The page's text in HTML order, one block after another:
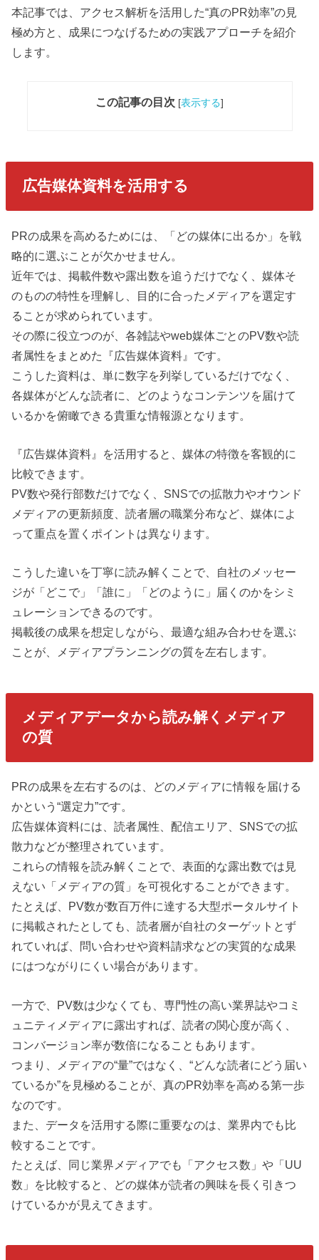
本記事では、アクセス解析を活用した“真のPR効率”の見
極め方と、成果につなげるための実践アプローチを紹介
します。
この記事の目次 [表示する]
広告媒体資料を活用する
PRの成果を高めるためには、「どの媒体に出るか」を戦
略的に選ぶことが欠かせません。
近年では、掲載件数や露出数を追うだけでなく、媒体そ
のものの特性を理解し、目的に合ったメディアを選定す
ることが求められています。
その際に役立つのが、各雑誌やweb媒体ごとのPV数や読
者属性をまとめた『広告媒体資料』です。
こうした資料は、単に数字を列挙しているだけでなく、
各媒体がどんな読者に、どのようなコンテンツを届けて
いるかを俯瞰できる貴重な情報源となります。
『広告媒体資料』を活用すると、媒体の特徴を客観的に
比較できます。
PV数や発行部数だけでなく、SNSでの拡散力やオウンド
メディアの更新頻度、読者層の職業分布など、媒体によ
って重点を置くポイントは異なります。
こうした違いを丁寧に読み解くことで、自社のメッセー
ジが「どこで」「誰に」「どのように」届くのかをシミ
ュレーションできるのです。
掲載後の成果を想定しながら、最適な組み合わせを選ぶ
ことが、メディアプランニングの質を左右します。
メディアデータから読み解くメディア
の質
PRの成果を左右するのは、どのメディアに情報を届ける
かという“選定力”です。
広告媒体資料には、読者属性、配信エリア、SNSでの拡
散力などが整理されています。
これらの情報を読み解くことで、表面的な露出数では見
えない「メディアの質」を可視化することができます。
たとえば、PV数が数百万件に達する大型ポータルサイト
に掲載されたとしても、読者層が自社のターゲットとず
れていれば、問い合わせや資料請求などの実質的な成果
にはつながりにくい場合があります。
一方で、PV数は少なくても、専門性の高い業界誌やコミ
ュニティメディアに露出すれば、読者の関心度が高く、
コンバージョン率が数倍になることもあります。
つまり、メディアの“量”ではなく、“どんな読者にどう届い
ているか”を見極めることが、真のPR効率を高める第一歩
なのです。
また、データを活用する際に重要なのは、業界内でも比
較することです。
たとえば、同じ業界メディアでも「アクセス数」や「UU
数」を比較すると、どの媒体が読者の興味を長く引きつ
けているかが見えてきます。